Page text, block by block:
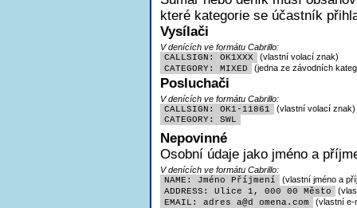
které kategorie se účastník
Vysílači
V denících ve formátu Cabrillo:
CALLSIGN: OK1XXX
(vlastní volací znak)
CATEGORY: MIXED
(jedna ze závodních
Posluchači
V denících ve formátu Cabrillo:
CALLSIGN: OK1-11861
(vlastní volací znak)
CATEGORY: SWL
Nepovinné
Osobní údaje jako jméno a
V denících ve formátu Cabrillo:
NAME: Jméno Příjmení
(vlastní jméno a
ADDRESS: Ulice 1, 000 00 Město
EMAIL: adres a@d omena.com (vlastní e-